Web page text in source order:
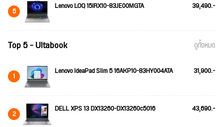
5 Lenovo LOQ 15IRX10-83JE00MGTA 39,490.-
Top 5 - Ultabook ดูทั้งหมด
1 Lenovo IdeaPad Slim 5 16AKP10-83HY004ATA 31,900.-
2 DELL XPS 13 DX13260-DX13260c5016 43,690.-